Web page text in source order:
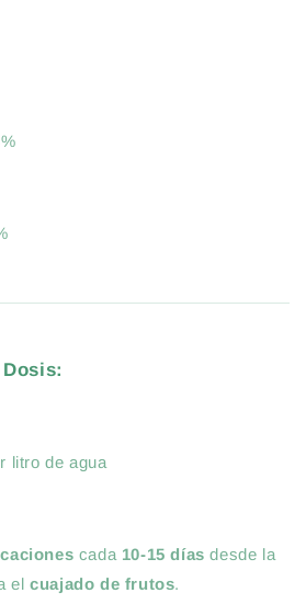
litro de agua
cada 10-15 días desde la
elcuajado de frutos.